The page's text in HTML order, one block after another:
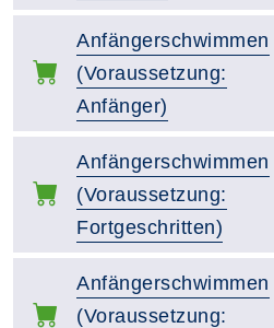
Anfängerschwimmen
(Voraussetzung:
Anfänger)
Anfängerschwimmen
(Voraussetzung:
Fortgeschritten)
Anfängerschwimmen
(Voraussetzung: